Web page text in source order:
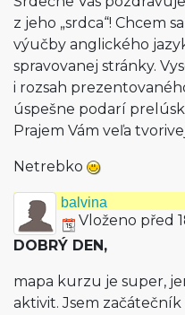
z jeho „srdca“! Chcem
výučby anglického
spravovanej stránky.
i rozsah
úspešne podarí
Prajem Vám veľa
Netrebko
balvina
Vloženo před
DOBRÝ DEN,
mapa kurzu je super,
aktivit. Jsem